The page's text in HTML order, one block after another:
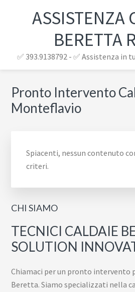
primaria
pagina
ASSISTENZA
BERETTA
✅ 393.9138792 - ✅ Assistenza in
Pronto Intervento
Monteflavio
Spiacenti, nessun contenuto
criteri.
Barra
laterale
primaria
CHI SIAMO
TECNICI CALDAIE
SOLUTION
Chiamaci per un pronto intervento
Beretta. Siamo specializzati nella